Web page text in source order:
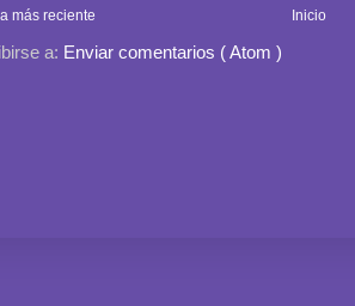
más reciente Inicio
a: Enviar comentarios ( Atom )